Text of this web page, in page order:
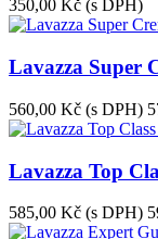
350,00 Kč (s DPH)
Lavazza Super
560,00 Kč (s DPH)
Lavazza Top
585,00 Kč (s DPH)